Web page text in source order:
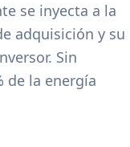
se inyecta a la
adquisición y su
Sin
de la energía